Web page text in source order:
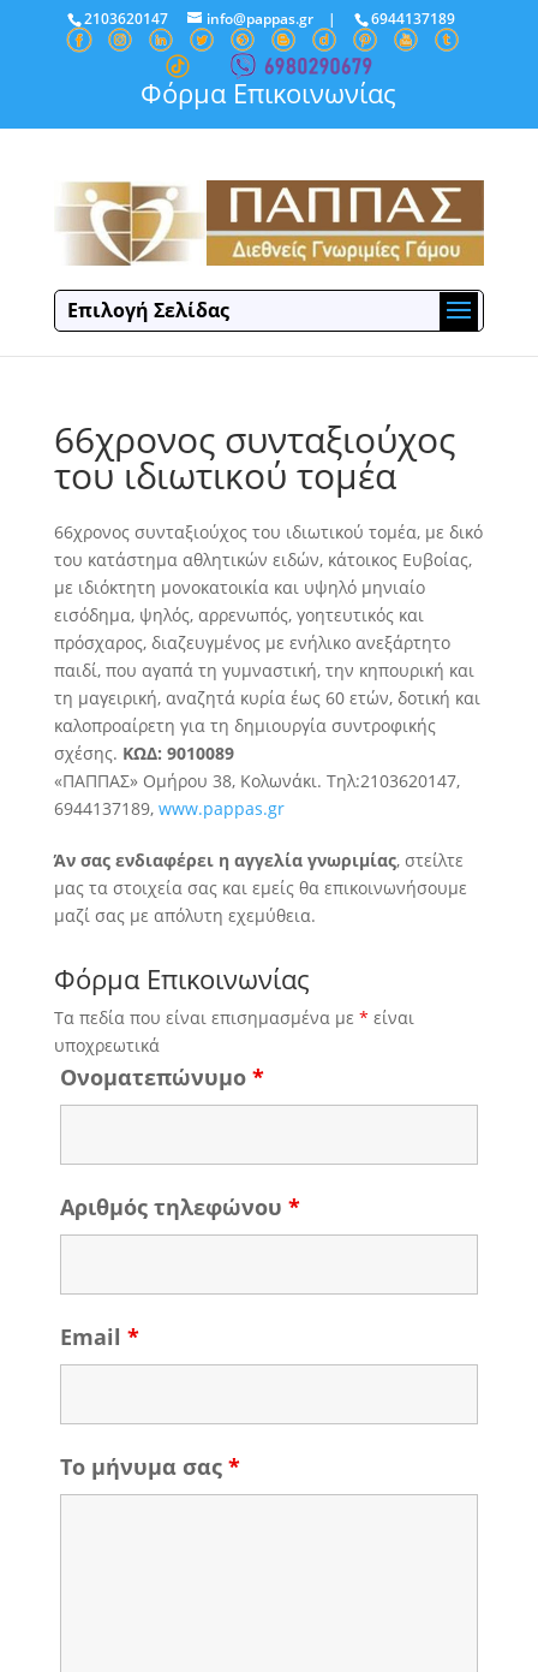
2103620147 info@pappas.gr| 6944137189
Φόρμα Επικοινωνίας
Επιλογή Σελίδας
66χρονος συνταξιούχος
του ιδιωτικού τομέα
66χρονος συνταξιούχος του ιδιωτικού τομέα, με δικό
του κατάστημα αθλητικών ειδών, κάτοικος Ευβοίας,
με ιδιόκτητη μονοκατοικία και υψηλό μηνιαίο
εισόδημα, ψηλός, αρρενωπός, γοητευτικός και
πρόσχαρος,διαζευγμένος με ενήλικο ανεξάρτητο
παιδί, που αγαπά τη γυμναστική, την κηπουρική και
τη μαγειρική, αναζητά κυρία έως 60 ετών, δοτική και
καλοπροαίρετη για τη δημιουργία συντροφικής
σχέσης. ΚΩΔ: 9010089
«ΠΑΠΠΑΣ» Ομήρου 38, Κολωνάκι. Τηλ:2103620147,
6944137189, www.pappas.gr
Άν σας ενδιαφέρει η αγγελία γνωριμίας, στείλτε
μας τα στοιχεία σας και εμείς θα επικοινωνήσουμε
μαζί σας με απόλυτη εχεμύθεια.
Φόρμα Επικοινωνίας
Τα πεδία που είναι επισημασμένα με * είναι
υποχρεωτικά
Ονοματεπώνυμο *
Αριθμός τηλεφώνου *
Email *
Το μήνυμα σας *